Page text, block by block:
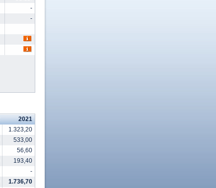
-
-
2021
1.323,20
533,00
56,60
193,40
-
1.736,70